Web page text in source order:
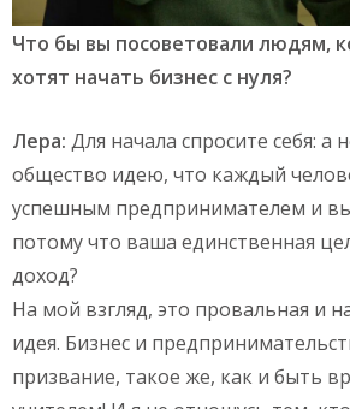
Что бы вы посоветовали людям,
хотят начать бизнес с нуля?
Лера: Для начала спросите себя: а
общество идею, что каждый
успешным предпринимателем и
потому что ваша единственная
доход?
На мой взгляд, это провальная и
идея. Бизнес и
призвание, такое же, как и быть